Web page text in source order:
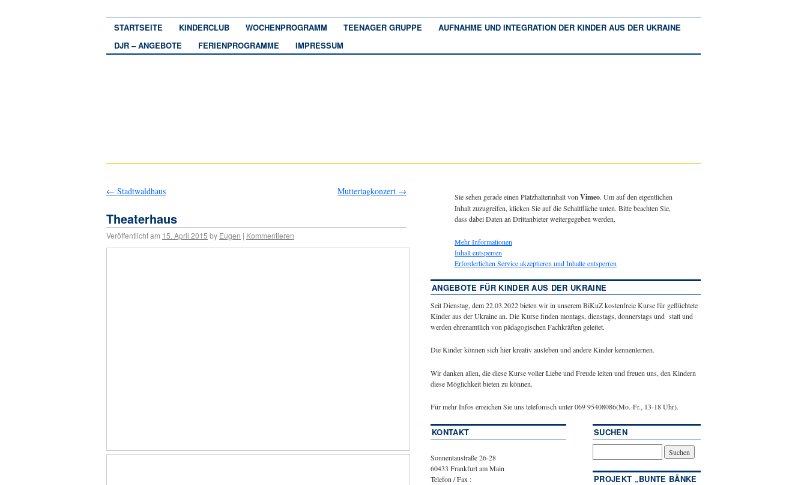
STARTSEITE KINDERCLUB WOCHENPROGRAMM TEENAGER GRUPPE
AUFNAHME UND INTEGRATION DER KINDER AUS DER UKRAINE
DJR – ANGEBOTE
FERIENPROGRAMME IMPRESSUM
← Stadtwaldhaus Muttertagkonzert →
Theaterhaus
Veröffentlicht am 15. April 2015 by Eugen | Kommentieren
Sie sehen gerade einen Platzhalterinhalt von Vimeo. Um auf den eigentlichen
Inhalt zuzugreifen, klicken Sie auf die Schaltfläche unten. Bitte beachten Sie,
dass dabei Daten an Drittanbieter weitergegeben werden.
Mehr Informationen
Inhalt entsperren
Erforderlichen Service akzeptieren und Inhalte entsperren
ANGEBOTE FÜR KINDER AUS DER UKRAINE
Seit Dienstag, dem 22.03.2022 bieten wir in unserem BiKuZ kostenfreie Kurse für geflüchtete
Kinder aus der Ukraine an. Die Kurse finden montags, dienstags, donnerstags und statt und
werden ehrenamtlich von pädagogischen Fachkräften geleitet.
Die Kinder können sich hier kreativ ausleben und andere Kinder kennenlernen.
Wir danken allen, die diese Kurse voller Liebe und Freude leiten und freuen uns, den Kindern
diese Möglichkeit bieten zu können.
Für mehr Infos erreichen Sie uns telefonisch unter 069 95408086(Mo.-Fr., 13-18 Uhr).
KONTAKT
Sonnentaustraße 26-28
60433 Frankfurt am Main
Telefon / Fax :
SUCHEN
PROJEKT „BUNTE BÄNKE